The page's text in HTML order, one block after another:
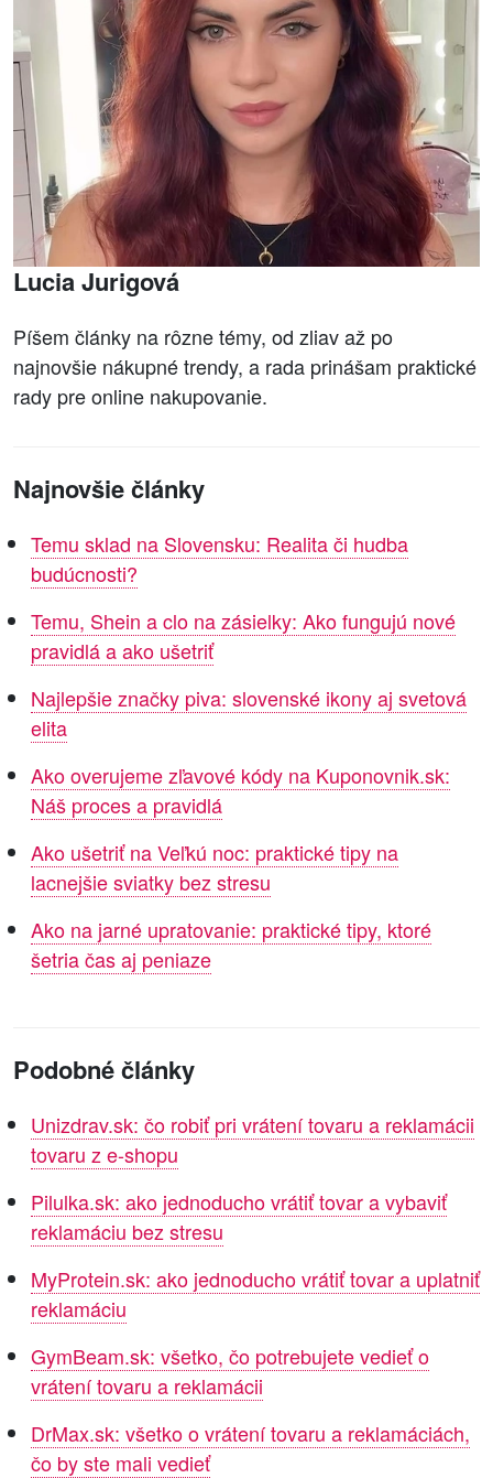
Lucia Jurigová
Píšem články na rôzne témy, od zliav až po
najnovšie nákupné trendy, a rada prinášam praktické
rady pre online nakupovanie.
Najnovšie články
Temu sklad na Slovensku: Realita či hudba
budúcnosti?
Temu, Shein a clo na zásielky: Ako fungujú nové
pravidlá a ako ušetriť
Najlepšie značky piva: slovenské ikony aj svetová
elita
Ako overujeme zľavové kódy na Kuponovnik.sk:
Náš proces a pravidlá
Ako ušetriť na Veľkú noc: praktické tipy na
lacnejšie sviatky bez stresu
Ako na jarné upratovanie: praktické tipy, ktoré
šetria čas aj peniaze
Podobné články
Unizdrav.sk: čo robiť pri vrátení tovaru a reklamácii
tovaru z e-shopu
Pilulka.sk: ako jednoducho vrátiť tovar a vybaviť
reklamáciu bez stresu
MyProtein.sk: ako jednoducho vrátiť tovar a uplatniť
reklamáciu
GymBeam.sk: všetko, čo potrebujete vedieť o
vrátení tovaru a reklamácii
DrMax.sk: všetko o vrátení tovaru a reklamáciách,
čo by ste mali vedieť